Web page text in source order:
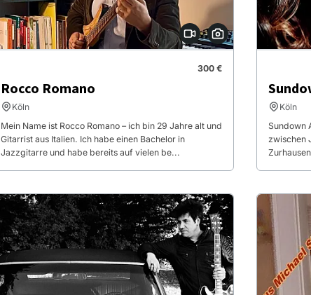
300 €
Rocco Romano
Köln
Mein Name ist Rocco Romano – ich bin 29 Jahre alt und
Gitarrist aus Italien. Ich habe einen Bachelor in
Jazzgitarre und habe bereits auf vielen be...
Köln
Sundown
zwischen